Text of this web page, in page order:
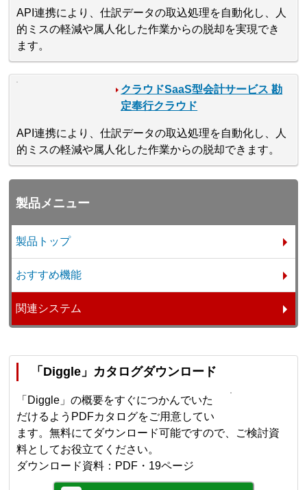
API連携により、仕訳データの取込処理を自動化し、人
的ミスの軽減や属人化した作業からの脱却を実現でき
ます。
クラウドSaaS型会計サービス 勘
定奉行クラウド
API連携により、仕訳データの取込処理を自動化し、人
的ミスの軽減や属人化した作業からの脱却できます。
製品メニュー
製品トップ
おすすめ機能
関連システム
「Diggle」カタログダウンロード
「Diggle」の概要をすぐにつかんでいた
だけるようPDFカタログをご用意してい
ます。無料にてダウンロード可能ですので、ご検討資
料としてお役立てください。
ダウンロード資料：PDF・19ページ